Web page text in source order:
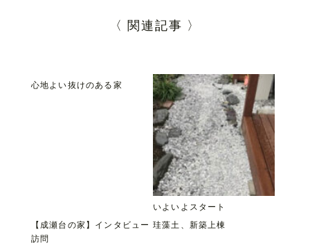
〈 関連記事 〉
心地よい抜けのある家
いよいよスタート
【成瀬台の家】インタビュー
訪問
珪藻土、新築上棟